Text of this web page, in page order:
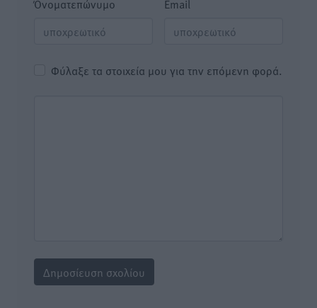
Όνοματεπώνυμο Email
Φύλαξε τα στοιχεία μου για την επόμενη φορά.